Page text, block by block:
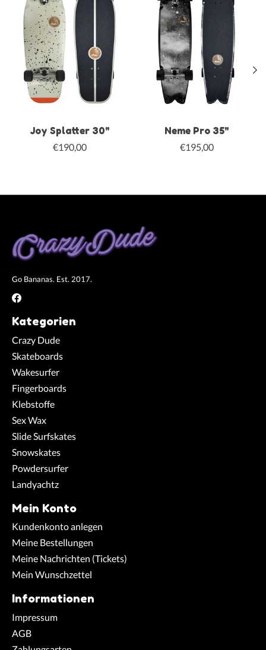
Joy Splatter 30"
€190,00
Neme Pro 35"
€195,00
Go Bananas. Est. 2017.
Kategorien
Crazy Dude
Skateboards
Wakesurfer
Fingerboards
Klebstoffe
Sex Wax
Slide Surfskates
Snowskates
Powdersurfer
Landyachtz
Mein Konto
Kundenkonto anlegen
Meine Bestellungen
Meine Nachrichten (Tickets)
Mein Wunschzettel
Informationen
Impressum
AGB